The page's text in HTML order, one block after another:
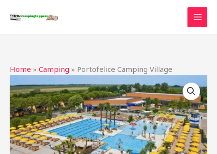
naar
Home » Camping » Portofelice Camping Village